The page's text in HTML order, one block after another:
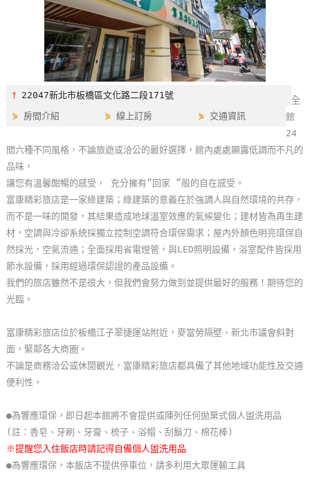
紅
你
玩
樂
地
圖
顧
客
服
顧
客
意
度
⫯ 22047新北市板橋區文化路二段171號
⋟ 房間介紹 ⋟線上訂房 ⋟ 交通資訊
全
館
24
間六種不同風格，不論旅遊或洽公的最好選擇，館內處處顯露低調而不凡的
品味，
讓您有溫馨酣暢的感受， 充分擁有”回家 ”般的自在感受。
富康精彩旅店是一家綠建築；綠建築的意義在於強調人與自然環境的共存，
而不是一味的開發，其結果造成地球溫室效應的氣候變化；建材皆為再生建
材，空調與冷卻系統採獨立控制空調符合環保需求；屋內外顏色明亮環保自
然採光，空氣流通；全面採用省電燈管，與LED照明設備，浴室配件皆採用
節水設備，採用經過環保認證的產品設備。
我們的旅店雖然不是很大，但我們會努力做到並提供最好的服務！期待您的
光臨。
富康精彩旅店位於板橋江子翠捷運站附近，麥當勞隔壁、新北市議會斜對
面，緊鄰各大商圈。
不論是商務洽公或休閒觀光，富康精彩旅店都具備了其他地域功能性及交通
便利性。
●為響應環保，即日起本館將不會提供或陳列任何拋棄式個人盥洗用品
(註：香皂、牙刷、牙膏、梳子、浴帽、刮鬍刀、棉花棒)
※提醒您入住飯店時請記得自備個人盥洗用品
●為響應環保，本飯店不提供停車位，請多利用大眾運輸工具